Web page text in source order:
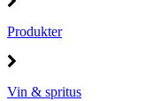
Produkter
Vin & spritus